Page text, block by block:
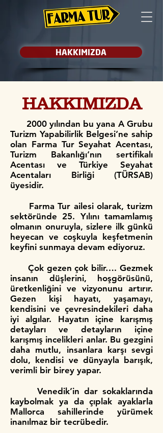
HAKKIMIZDA
HAKKIMIZDA
2000 yılından bu yana A Grubu
Turizm Yapabilirlik Belgesi‘ne sahip
olan Farma Tur Seyahat Acentası,
Turizm Bakanlığı‘nın sertifikalı
Acentası ve Türkiye Seyahat
Acentaları Birliği (TÜRSAB)
üyesidir.
Farma Tur ailesi olarak, turizm
sektöründe 25. Yılını tamamlamış
olmanın onuruyla, sizlere ilk günkü
heyecan ve coşkuyla keşfetmenin
keyfini sunmaya devam ediyoruz.
Çok gezen çok bilir…. Gezmek
insanın düşlerini, hoşgörüsünü,
üretkenliğini ve vizyonunu artırır.
Gezen kişi hayatı, yaşamayı,
kendisini ve çevresindekileri daha
iyi algılar. Hayatın içine karışmış
detayları ve detayların içine
karışmış incelikleri anlar. Bu gezgini
daha mutlu, insanlara karşı sevgi
dolu, kendisi ve dünyayla barışık,
verimli bir birey yapar.
Venedik’in dar sokaklarında
kaybolmak ya da çıplak ayaklarla
Mallorca sahillerinde yürümek
inanılmaz bir tecrübedir.